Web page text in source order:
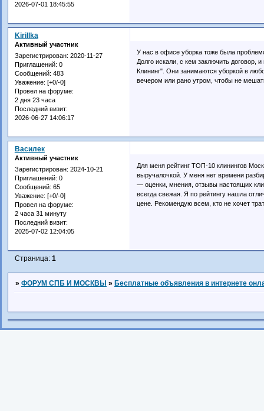
2026-07-01 18:45:55
Kirillka
Активный участник
Зарегистрирован: 2020-11-27
Приглашений: 0
Сообщений: 483
Уважение: [+0/-0]
Провел на форуме:
2 дня 23 часа
Последний визит:
2026-06-27 14:06:17
У нас в офисе уборка тоже была
Долго искали, с кем заключить договор, и
Клининг". Они занимаются уборкой в
вечером или рано утром, чтобы не
Василек
Активный участник
Зарегистрирован: 2024-10-21
Приглашений: 0
Сообщений: 65
Уважение: [+0/-0]
Провел на форуме:
2 часа 31 минуту
Последний визит:
2025-07-02 12:04:05
Для меня рейтинг ТОП-10 клинингов
выручалочкой. У меня нет времени
— оценки, мнения, отзывы настоящих
всегда свежая. Я по рейтингу нашла
цене. Рекомендую всем, кто не хочет
Страница: 1
» ФОРУМ СПБ И МОСКВЫ » Бесплатные объявления в интернете